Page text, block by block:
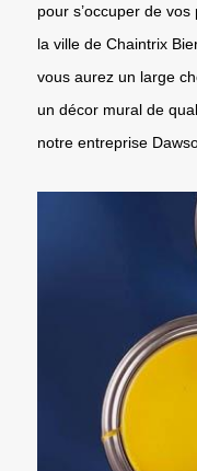
pour s’occuper de
la ville de Chaintrix
vous aurez un large
un décor mural de
notre entreprise